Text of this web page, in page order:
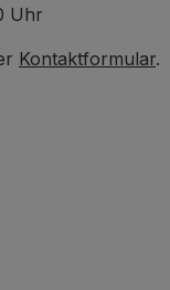
Uhr
Kontaktformular.